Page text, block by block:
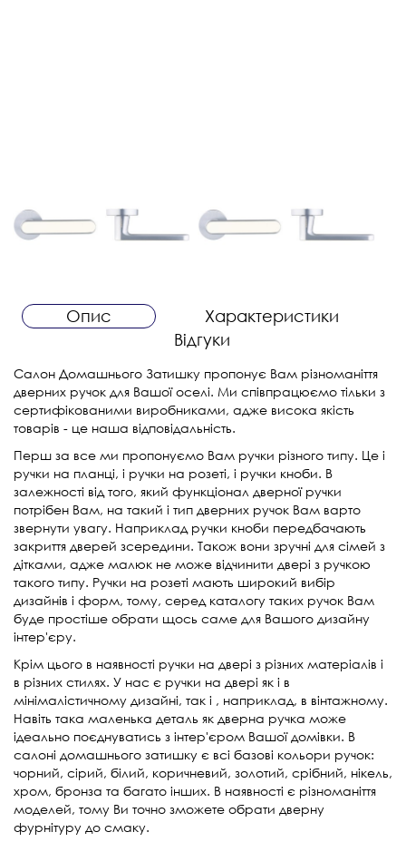
Опис
Характеристики
Відгуки
Салон Домашнього Затишку пропонує Вам різноманіття
дверних ручок для Вашої оселі. Ми співпрацюємо тільки з
сертифікованими виробниками, адже висока якість
товарів - це наша відповідальність.
Перш за все ми пропонуємо Вам ручки різного типу. Це і
ручки на планці, і ручки на розеті, і ручки кноби. В
залежності від того, який функціонал дверної ручки
потрібен Вам, на такий і тип дверних ручок Вам варто
звернути увагу. Наприклад ручки кноби передбачають
закриття дверей зсередини. Також вони зручні для сімей з
дітками, адже малюк не може відчинити двері з ручкою
такого типу. Ручки на розеті мають широкий вибір
дизайнів і форм, тому, серед каталогу таких ручок Вам
буде простіше обрати щось саме для Вашого дизайну
інтер'єру.
Крім цього в наявності ручки на двері з різних матеріалів і
в різних стилях. У нас є ручки на двері як і в
мінімалістичному дизайні, так і , наприклад, в вінтажному.
Навіть така маленька деталь як дверна ручка може
ідеально поєднуватись з інтер'єром Вашої домівки. В
салоні домашнього затишку є всі базові кольори ручок:
чорний, сірий, білий, коричневий, золотий, срібний, нікель,
хром, бронза та багато інших. В наявності є різноманіття
моделей, тому Ви точно зможете обрати дверну
фурнітуру до смаку.